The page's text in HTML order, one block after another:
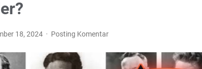
18, 2024 Posting Komentar